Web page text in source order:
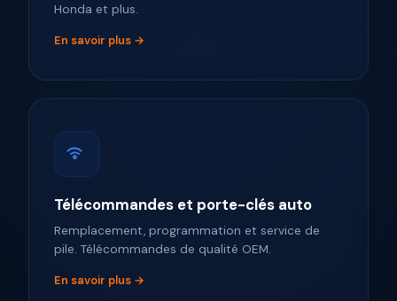
Honda et plus.
En savoir plus →
Télécommandes et porte-clés auto
Remplacement, programmation et service de
pile. Télécommandes de qualité OEM.
En savoir plus →